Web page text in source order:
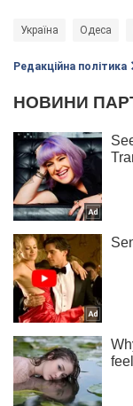
Україна Одеса
Редакційна політика